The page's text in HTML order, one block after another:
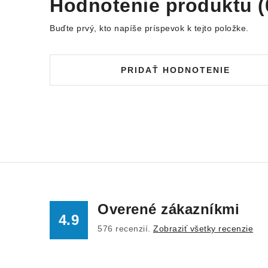
Hodnotenie produktu
Buďte prvý, kto napíše príspevok k tejto položke.
PRIDAŤ HODNOTENIE
4.9
Overené zákazníkmi
576 recenzií. Zobraziť všetky recenzie